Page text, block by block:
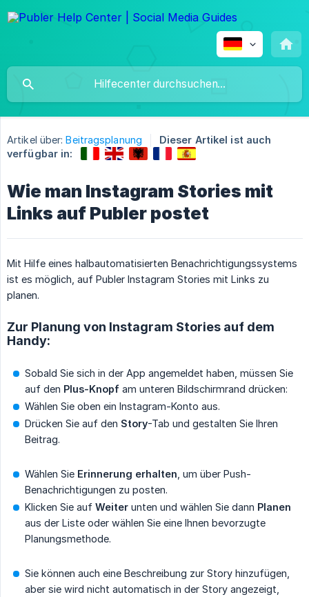
Artikel über: Beitragsplanung
Dieser Artikel ist auch
verfügbar in:
Wie man Instagram Stories mit
Links auf Publer postet
Mit Hilfe eines halbautomatisierten Benachrichtigungssystems
ist es möglich, auf Publer Instagram Stories mit Links zu
planen.
Zur Planung von Instagram Stories auf dem
Handy:
Sobald Sie sich in der App angemeldet haben, müssen Sie
auf den Plus-Knopf am unteren Bildschirmrand drücken:
Wählen Sie oben ein Instagram-Konto aus.
Drücken Sie auf den Story-Tab und gestalten Sie Ihren
Beitrag.
Wählen Sie Erinnerung erhalten , um über Push-
Benachrichtigungen zu posten.
Klicken Sie auf Weiter unten und wählen Sie dann Planen
aus der Liste oder wählen Sie eine Ihnen bevorzugte
Planungsmethode.
Sie können auch eine Beschreibung zur Story hinzufügen,
aber sie wird nicht automatisch in der Story angezeigt,